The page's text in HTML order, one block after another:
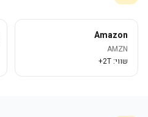
Amazon
AMZN
שווי: 2T+